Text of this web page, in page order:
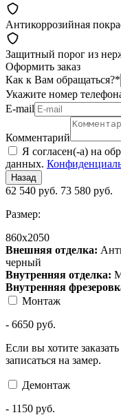
Антикоррозийная
Защитный порог из
Оформить заказ
Как к Вам обращаться?*
Укажите номер
Е-mail
Комментарий
Я согласен(-а) на
данных.
Назад
62 540 руб. 73 580 руб.
Размер:
860х2050
Внешняя отделка:
черный
Внутренняя отделка:
Внутренняя
Монтаж
- 6650 руб.
Если вы хотите
записаться на замер.
Демонтаж
- 1150 руб.